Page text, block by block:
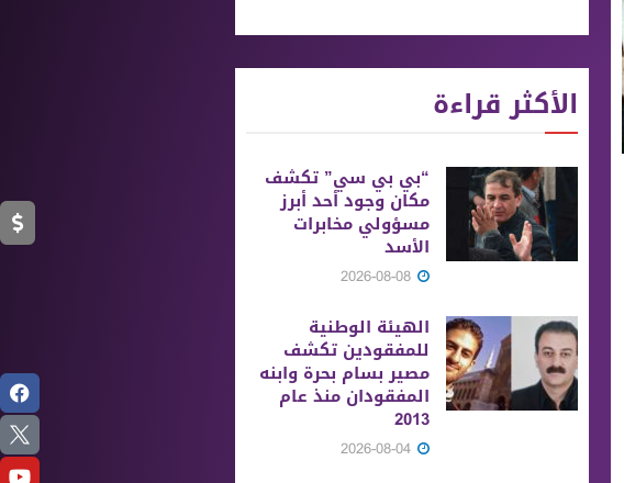
الأكثر قراءة
“بي بي سي” تكشف
مكان وجود أحد أبرز
مسؤولي مخابرات
الأسد
الهيئة الوطنية
للمفقودين تكشف
مصير بسام بحرة وابنه
المفقودان منذ عام
2013